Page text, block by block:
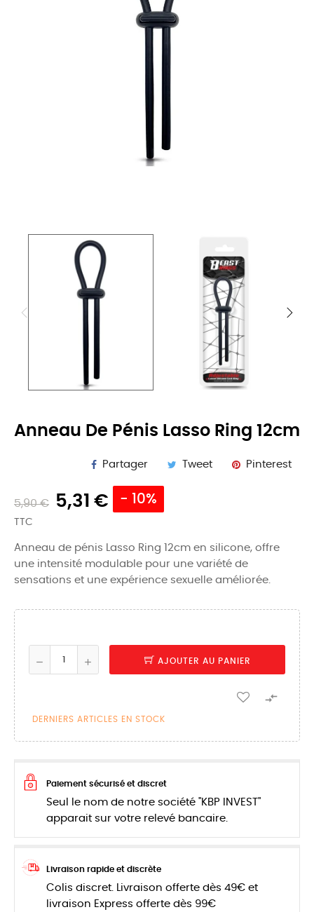
Anneau De Pénis Lasso Ring 12cm
Partager Tweet Pinterest
5,90 € 5,31 € - 10%
TTC
Anneau de pénis Lasso Ring 12cm en silicone, offre
une intensité modulable pour une variété de
sensations et une expérience sexuelle améliorée.
AJOUTER AU PANIER

DERNIERS ARTICLES EN STOCK
Paiement sécurisé et discret
Seul le nom de notre société "KBP INVEST"
apparait sur votre relevé bancaire.
Livraison rapide et discrète
Colis discret. Livraison offerte dès 49€ et
livraison Express offerte dès 99€